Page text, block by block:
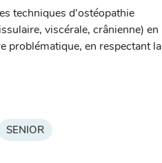
techniques d'ostéopathie
viscérale, crânienne) en
problématique, en respectant la
SENIOR